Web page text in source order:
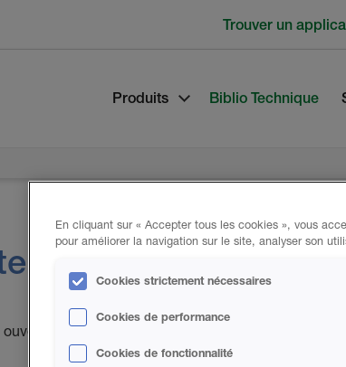
Produits Biblio Technique
F
sous certification européenne
Trouver un
En cliquant sur « Accepter tous les cookies », vous
pour améliorer la navigation sur le site, analyser son
Cookies strictement nécessaires
Cookies de performance
Cookies de fonctionnalité